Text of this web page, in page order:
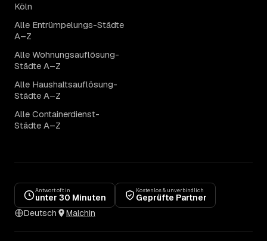
Köln
Alle Entrümpelungs-Städte
A–Z
Alle Wohnungsauflösung-
Städte A–Z
Alle Haushaltsauflösung-
Städte A–Z
Alle Containerdienst-
Städte A–Z
Antwort oft in
unter 30 Minuten
Kostenlos & unverbindlich
Geprüfte Partner
Deutsch
Malchin